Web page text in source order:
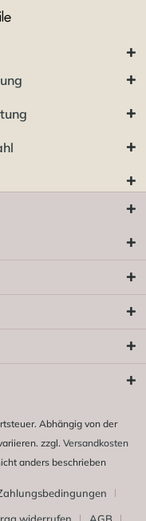
Abhängig von der
zzgl. Versandkosten
anders beschrieben